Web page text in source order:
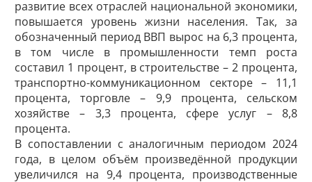
развитие всех отраслей национальной экономики,
повышается уровень жизни населения. Так, за
обозначенный период ВВП вырос на 6,3 процента,
в том числе в промышленности темп роста
составил 1 процент, в строительстве – 2 процента,
транспортно-коммуникационном секторе – 11,1
процента, торговле – 9,9 процента, сельском
хозяйстве – 3,3 процента, сфере услуг – 8,8
процента.
В сопоставлении с аналогичным периодом 2024
года, в целом объём произведённой продукции
увеличился на 9,4 процента, производственные